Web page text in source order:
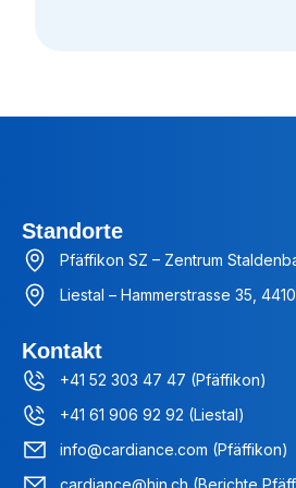
Standorte
Pfäffikon SZ – Zentrum
Liestal – Hammerstrasse 35,
Kontakt
+41 52 303 47 47 (Pfäffikon)
+41 61 906 92 92 (Liestal)
info@cardiance.com (Pfäffikon)
cardiance@hin.ch (Berichte